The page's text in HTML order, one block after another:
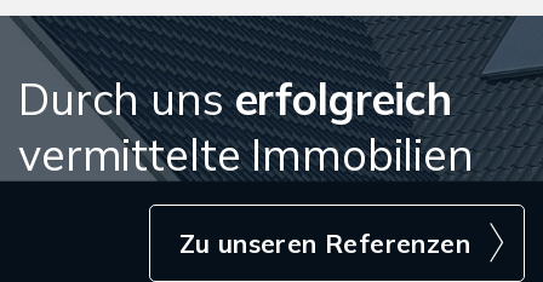
Durch unserfolgreich
vermittelte Immobilien
Zu unseren Referenzen